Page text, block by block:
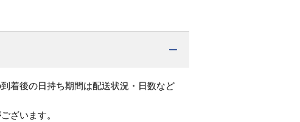
着後の日持ち期間は配送状況・日数など
ざいます。